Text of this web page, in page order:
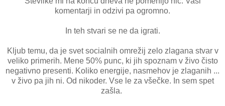
komentarji in odzivi pa ogromno.
In teh stvari se ne da igrati.
Kljub temu, da je svet socialnih omrežij zelo zlagana stvar v
veliko primerih. Mene 50% punc, ki jih spoznam v živo čisto
negativno presenti. Koliko energije, nasmehov je zlaganih ...
v živo pa jih ni. Od nikoder. Vse le za všečke. In sem spet
zašla.